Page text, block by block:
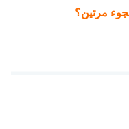
مرتين؟